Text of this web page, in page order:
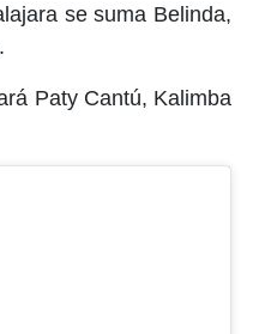
se suma Belinda,
Paty Cantú, Kalimba